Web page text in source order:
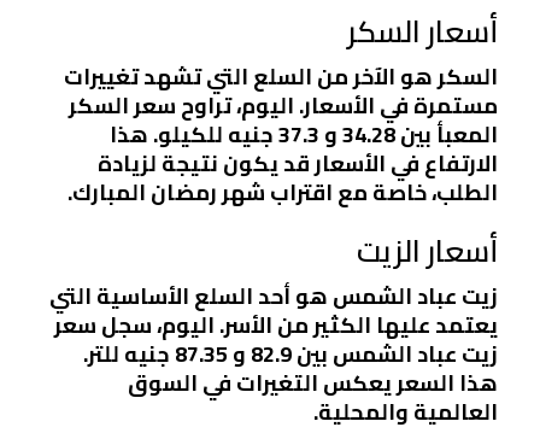
أسعار السكر
السكر هو الآخر من السلع التي تشهد تغييرات
مستمرة في الأسعار. اليوم، تراوح سعر السكر
المعبأ بين 34.28 و 37.3 جنيه للكيلو. هذا
الارتفاع في الأسعار قد يكون نتيجة لزيادة
الطلب، خاصة مع اقتراب شهر رمضان المبارك.
أسعار الزيت
زيت عباد الشمس هو أحد السلع الأساسية التي
يعتمد عليها الكثير من الأسر. اليوم، سجل سعر
زيت عباد الشمس بين 82.9 و 87.35 جنيه للتر.
هذا السعر يعكس التغيرات في السوق
العالمية والمحلية.